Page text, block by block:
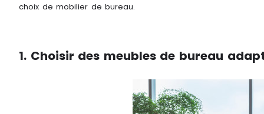
choix de mobilier de bureau.
1. Choisir des meubles de bureau